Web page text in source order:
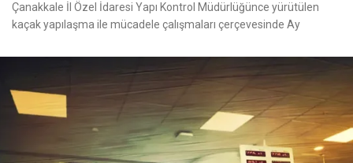
Çanakkale İl Özel İdaresi Yapı Kontrol Müdürlüğünce yürütülen
kaçak yapılaşma ile mücadele çalışmaları çerçevesinde Ay